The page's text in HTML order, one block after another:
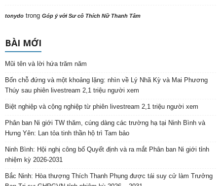
tonydo trong Góp ý với Sư cô Thích Nữ Thanh Tâm
BÀI MỚI
Mũi tên và lời hứa trăm năm
Bốn chỗ đứng và một khoảng lặng: nhìn về Lý Nhã Kỳ và Mai Phương
Thúy sau phiên livestream 2,1 triệu người xem
Biệt nghiệp và cộng nghiệp từ phiên livestream 2,1 triệu người xem
Phân ban Ni giới TW thăm, cúng dàng các trường hạ tại Ninh Bình và
Hưng Yên: Lan tỏa tinh thần hộ trì Tam bảo
Ninh Bình: Hội nghị công bố Quyết định và ra mắt Phân ban Ni giới tỉnh
nhiệm kỳ 2026-2031
Bắc Ninh: Hòa thượng Thích Thanh Phụng được tái suy cử làm Trưởng